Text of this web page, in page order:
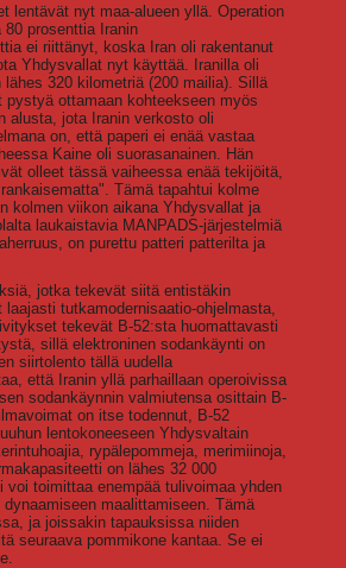
lentävät nyt maa-alueen yllä. Operation
prosenttia Iranin
ei riittänyt, koska Iran oli rakentanut
Yhdysvallat nyt käyttää. Iranilla oli
320 kilometriä (200 mailia). Sillä
ottamaan kohteekseen myös
alusta, jota Iranin verkosto oli
on, että paperi ei enää vastaa
Kaine oli suorasanainen. Hän
olleet tässä vaiheessa enää tekijöitä,
Tämä tapahtui kolme
kolmen viikon aikana Yhdysvallat ja
laukaistavia MANPADS-järjestelmiä
on purettu patteri patterilta ja
jotka tekevät siitä entistäkin
tutkamodernisaatio-ohjelmasta,
tekevät B-52:sta huomattavasti
sillä elektroninen sodankäynti on
siirtolento tällä uudella
että Iranin yllä parhaillaan operoivissa
sodankäynnin valmiutensa osittain B-
on itse todennut, B-52
lentokoneeseen Yhdysvaltain
rypälepommeja, merimiinoja,
on lähes 32 000
voi toimittaa enempää tulivoimaa yhden
maalittamiseen. Tämä
ja joissakin tapauksissa niiden
seuraava pommikone kantaa. Se ei